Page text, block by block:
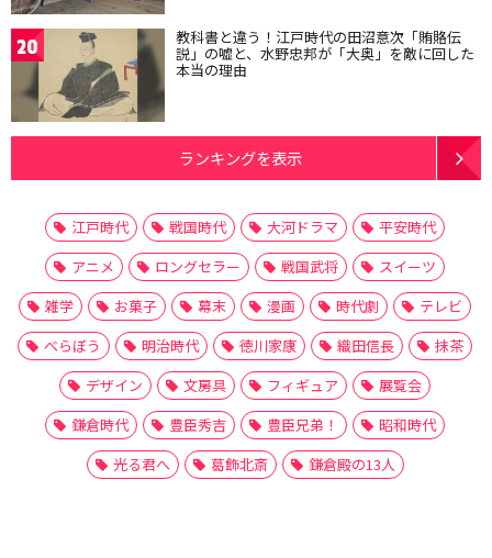
20 教科書と違う！江戸時代の田沼意次「賄賂伝
説」の嘘と、水野忠邦が「大奥」を敵に回した
本当の理由
ランキングを表示
江戸時代 戦国時代 大河ドラマ
平安時代
アニメ
ロングセラー 戦国武将
スイーツ
雑学
お菓子 幕末 漫画 時代劇
テレビ
べらぼう
明治時代 徳川家康 織田信長
抹茶
デザイン
文房具 フィギュア
展覧会
鎌倉時代
豊臣秀吉 豊臣兄弟！
昭和時代
光る君へ
葛飾北斎 鎌倉殿の13人